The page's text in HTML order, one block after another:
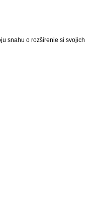
snahu o rozšírenie si svojich